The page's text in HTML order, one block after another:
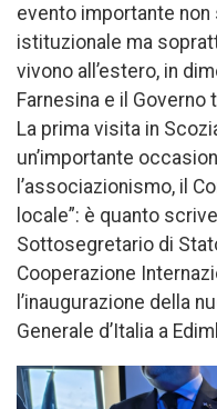
evento importante
istituzionale ma
vivono all’estero, in
Farnesina e il Governo
La prima visita in
un’importante
l’associazionismo, il
locale”: è quanto
Sottosegretario di
Cooperazione
l’inaugurazione della
Generale d’Italia a